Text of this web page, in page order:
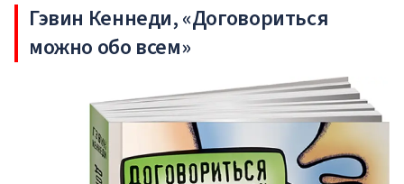
Гэвин Кеннеди, «Договориться
можно обо всем»